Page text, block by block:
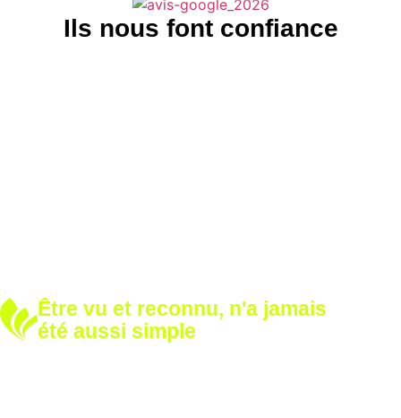
Ils nous font confiance
Être vu et reconnu, n'a jamais
été aussi simple